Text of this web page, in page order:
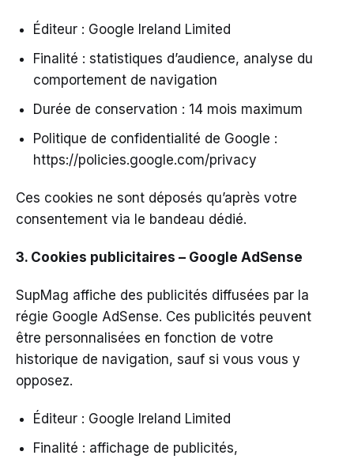
Éditeur : Google Ireland Limited
Finalité : statistiques d’audience, analyse du
comportement de navigation
Durée de conservation : 14 mois maximum
Politique de confidentialité de Google :
https://policies.google.com/privacy
Ces cookies ne sont déposés qu’après votre
consentement via le bandeau dédié.
3. Cookies publicitaires – Google AdSense
SupMag affiche des publicités diffusées par la
régie Google AdSense. Ces publicités peuvent
être personnalisées en fonction de votre
historique de navigation, sauf si vous vous y
opposez.
Éditeur : Google Ireland Limited
Finalité : affichage de publicités,